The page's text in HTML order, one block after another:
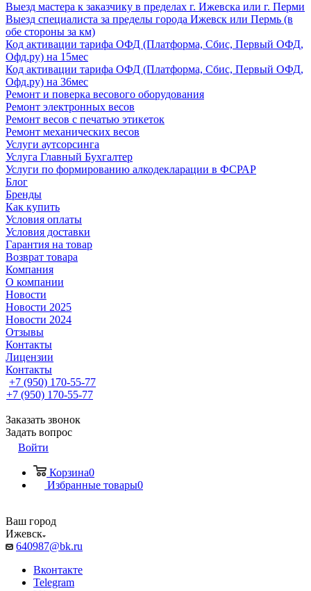
Выезд мастера к заказчику в пределах г. Ижевска или г. Перми
Выезд специалиста за пределы города Ижевск или Пермь (в
обе стороны за км)
Код активации тарифа ОФД (Платформа, Сбис, Первый ОФД,
Офд.ру) на 15мес
Код активации тарифа ОФД (Платформа, Сбис, Первый ОФД,
Офд.ру) на 36мес
Ремонт и поверка весового оборудования
Ремонт электронных весов
Ремонт весов с печатью этикеток
Ремонт механических весов
Услуги аутсорсинга
Услуга Главный Бухгалтер
Услуги по формированию алкодекларации в ФСРАР
Блог
Бренды
Как купить
Условия оплаты
Условия доставки
Гарантия на товар
Возврат товара
Компания
О компании
Новости
Новости 2025
Новости 2024
Отзывы
Контакты
Лицензии
Контакты
+7 (950) 170-55-77
+7 (950) 170-55-77
Заказать звонок
Задать вопрос
Войти
Корзина0
Избранные товары0
Ваш город
Ижевск
640987@bk.ru
Вконтакте
Telegram